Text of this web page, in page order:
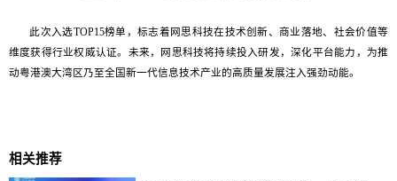
此次入选TOP15榜单，标志着网思科技在技术创新、商业落地、社会价值等
维度获得行业权威认证。未来，网思科技将持续投入研发，深化平台能力，为推
动粤港澳大湾区乃至全国新一代信息技术产业的高质量发展注入强劲动能。
相关推荐